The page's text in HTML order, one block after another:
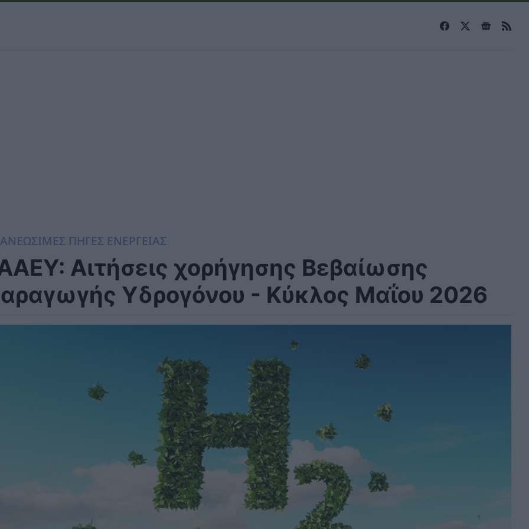
ΠΗΓΕΣ ΕΝΕΡΓΕΙΑΣ
Αιτήσεις χορήγησης Βεβαίωσης
Υδρογόνου - Κύκλος Μαΐου 2026